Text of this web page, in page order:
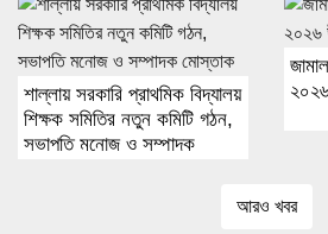
শাল্লায় সরকারি প্রাথমিক বিদ্যালয়
শিক্ষক সমিতির নতুন কমিটি গঠন,
সভাপতি মনোজ ও সম্পাদক
আরও খবর